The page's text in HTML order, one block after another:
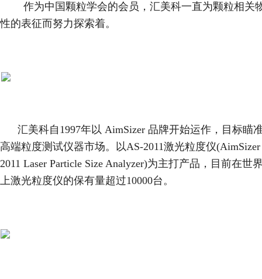
作为中国颗粒学会的会员，汇美科一直为颗粒相关
性的表征而努力探索着。
汇美科自1997年以 AimSizer 品牌开始运作，目标瞄
高端粒度测试仪器市场。以AS-2011激光粒度仪(AimSizer
2011 Laser Particle Size Analyzer)为主打产品，目前在世
上激光粒度仪的保有量超过10000台。